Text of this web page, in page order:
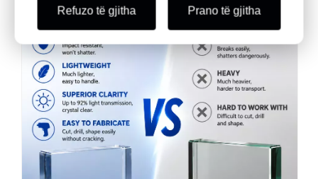
Refuzo të gjitha Prano të gjitha